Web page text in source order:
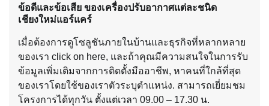
ข้อดีและข้อเสีย ของเครื่องปรับอากาศแต่ละชนิด
เชียงใหม่แอร์แคร์
เมื่อต้องการดูโซลูชันภายในบ้านและธุรกิจที่หลากหลาย
ของเรา click on here, และถ้าคุณมีความสนใจในการรับ
ข้อมูลเพิ่มเติมจากการติดตั้งมืออาชีพ, หาคนที่ใกล้ที่สุด
ของเราโดยใช้ของเราตัวระบุตําแหน่ง. สามารถเยี่ยมชม
โครงการได้ทุกวัน ตั้งแต่เวลา 09.00 – 17.30 น.